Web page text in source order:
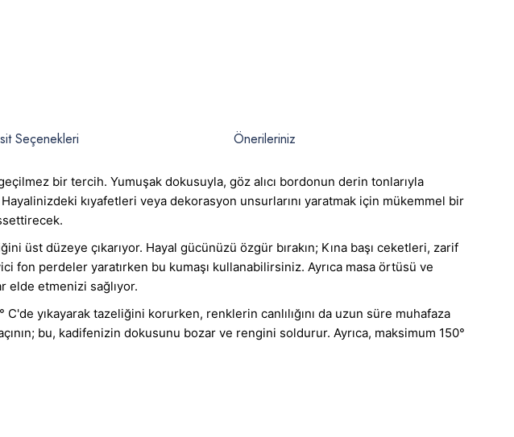
Seçenekleri Önerileriniz
bir tercih. Yumuşak dokusuyla, göz alıcı bordonun derin tonlarıyla
kıyafetleri veya dekorasyon unsurlarını yaratmak için mükemmel bir
üst düzeye çıkarıyor. Hayal gücünüzü özgür bırakın; Kına başı ceketleri, zarif
fon perdeler yaratırken bu kumaşı kullanabilirsiniz. Ayrıca masa örtüsü ve
elde etmenizi sağlıyor.
yıkayarak tazeliğini korurken, renklerin canlılığını da uzun süre muhafaza
bu, kadifenizin dokusunu bozar ve rengini soldurur. Ayrıca, maksimum 150°